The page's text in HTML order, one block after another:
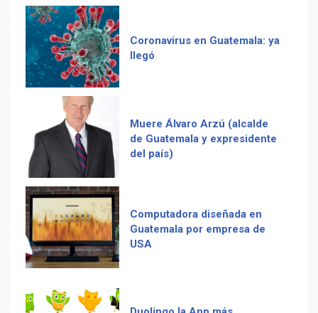
de Guatemala y expresidente
del país)
Computadora diseñada en
Guatemala por empresa de
USA
Duolingo la App más
descargada para educación
Recetas del fiambre
guatemalteco
Adiós Cédula de Vecindad